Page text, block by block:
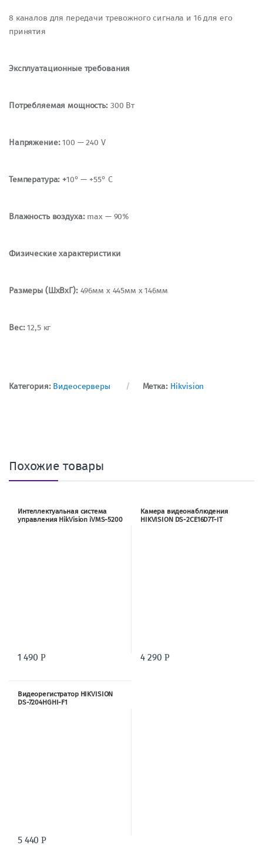
8 каналов для передачи тревожного сигнала и 16 для его
принятия
Эксплуатационные требования
Потребляемая мощность:300 Вт
Напряжение:100 — 240 V
Температура: +10° — +55° C
Влажность воздуха:max — 90%
Физические характеристики
Размеры (ШхВхГ): 496мм х 445мм х 146мм
Вес:12,5 кг
Категория: Видеосерверы Метка: Hikvision
Похожие товары
Интеллектуальная система
управления HikVision iVMS-5200
1 490Р
Камера видеонаблюдения
HIKVISION DS-2CE16D7T-IT
4 290Р
Видеорегистратор HIKVISION
DS-7204HGHI-F1
5 440Р